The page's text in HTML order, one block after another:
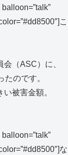
こ
（ASC）に、
のです。
被害金額。
な